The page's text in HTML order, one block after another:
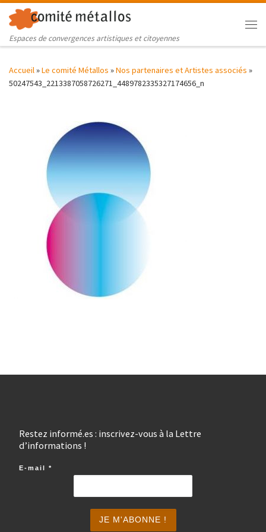
Skip to content
Espaces de convergences artistiques et citoyennes
Accueil»Le comité Métallos »Nos partenaires et Artistes associés »
50247543_2213387058726271_4489782335327174656_n
Restez informé.es : inscrivez-vous à la Lettre
d’informations !
E-mail *